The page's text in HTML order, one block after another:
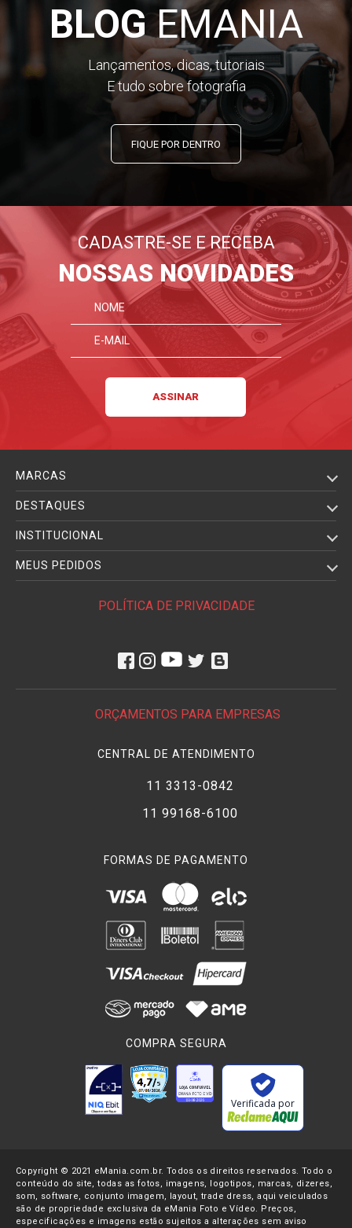
BLOGEMANIA
Lançamentos, dicas, tutoriais
E tudo sobre fotografia
FIQUE POR DENTRO
CADASTRE-SE E RECEBA
NOSSAS NOVIDADES
MARCAS
DESTAQUES
INSTITUCIONAL
MEUS PEDIDOS
POLÍTICA DE PRIVACIDADE
ORÇAMENTOS PARA EMPRESAS
CENTRAL DE ATENDIMENTO
11 3313-0842
11 99168-6100
FORMAS DE PAGAMENTO
COMPRA SEGURA
Verificada por
Copyright © 2021 eMania.com.br. Todos os direitos reservados. Todo o
conteúdo do site, todas as fotos, imagens, logotipos, marcas, dizeres,
som, software, conjunto imagem, layout, trade dress, aqui veiculados
são de propriedade exclusiva da eMania Foto e Vídeo. Preços,
especificações e imagens estão sujeitos a alterações sem aviso